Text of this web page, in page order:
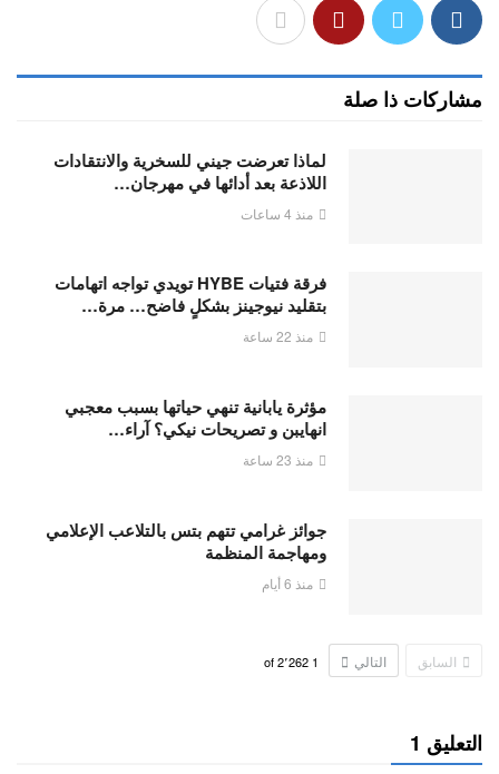
مشاركات ذا صلة
لماذا تعرضت جيني للسخرية والانتقادات
اللاذعة بعد أدائها في مهرجان…
منذ 4 ساعات
فرقة فتيات HYBE تويدي تواجه اتهامات
بتقليد نيوجينز بشكلٍ فاضح… مرة…
منذ 22 ساعة
مؤثرة يابانية تنهي حياتها بسبب معجبي
انهايبن و تصريحات نيكي؟ آراء…
منذ 23 ساعة
جوائز غرامي تتهم بتس بالتلاعب الإعلامي
ومهاجمة المنظمة
منذ 6 أيام
السابق التالي 1 2٬262
التعليق 1